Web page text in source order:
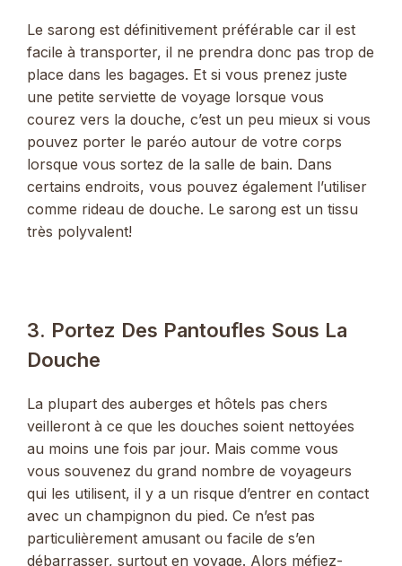
Le sarong est définitivement préférable car il est
facile à transporter, il ne prendra donc pas trop de
place dans les bagages. Et si vous prenez juste
une petite serviette de voyage lorsque vous
courez vers la douche, c’est un peu mieux si vous
pouvez porter le paréo autour de votre corps
lorsque vous sortez de la salle de bain. Dans
certains endroits, vous pouvez également l’utiliser
comme rideau de douche. Le sarong est un tissu
très polyvalent!
3. Portez Des Pantoufles Sous La
Douche
La plupart des auberges et hôtels pas chers
veilleront à ce que les douches soient nettoyées
au moins une fois par jour. Mais comme vous
vous souvenez du grand nombre de voyageurs
qui les utilisent, il y a un risque d’entrer en contact
avec un champignon du pied. Ce n’est pas
particulièrement amusant ou facile de s’en
débarrasser, surtout en voyage. Alors méfiez-